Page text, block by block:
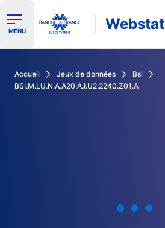
Ouvrir le menu de navigation
MENU Webstat
Accueil Jeux de données
Bsi
BSI.M.LU.N.A.A20.A.I.U2.2240.Z01.A